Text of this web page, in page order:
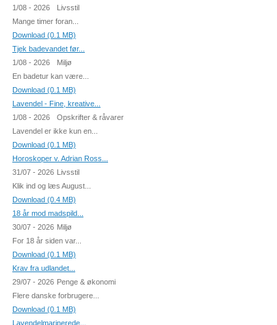
1/08 - 2026
Livsstil
Mange timer foran...
Download (0.1 MB)
Tjek badevandet før...
1/08 - 2026
Miljø
En badetur kan være...
Download (0.1 MB)
Lavendel - Fine, kreative...
1/08 - 2026
Opskrifter & råvarer
Lavendel er ikke kun en...
Download (0.1 MB)
Horoskoper v. Adrian Ross...
31/07 - 2026 Livsstil
Klik ind og læs August...
Download (0.4 MB)
18 år mod madspild...
30/07 - 2026 Miljø
For 18 år siden var...
Download (0.1 MB)
Krav fra udlandet...
29/07 - 2026 Penge & økonomi
Flere danske forbrugere...
Download (0.1 MB)
Lavendelmarinerede...